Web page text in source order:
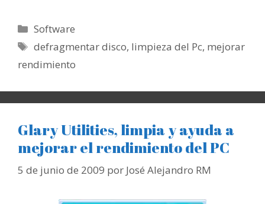
Categorías
Software
Etiquetas
defragmentar disco, limpieza del Pc, mejorar
rendimiento
Glary Utilities, limpia y ayuda a
mejorar el rendimiento del PC
5 de junio de 2009 por José Alejandro RM